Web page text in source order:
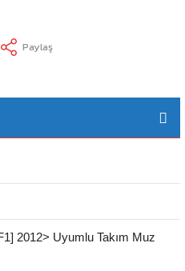
Paylaş
2012> Uyumlu Takım Muz